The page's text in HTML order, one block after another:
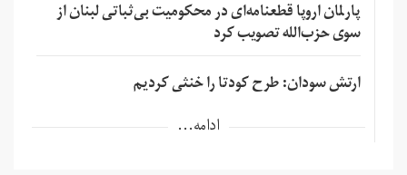
پارلمان اروپا قطعنامه‌ای در محکومیت بی‌ثباتی لبنان از
سوی حزب‌الله تصویب کرد
ارتش سودان: طرح کودتا را خنثی کردیم
ادامه...